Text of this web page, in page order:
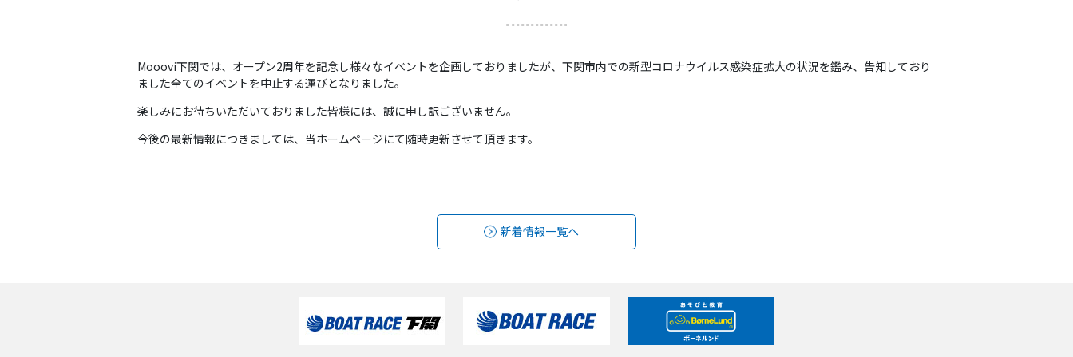
Mooovi下関では、オープン2周年を記念し様々なイベントを企画しておりましたが、下関市内での新型コロナウイルス感染症拡大の状況を鑑み、告知しており
ました全てのイベントを中止する運びとなりました。
楽しみにお待ちいただいておりました皆様には、誠に申し訳ございません。
今後の最新情報につきましては、当ホームページにて随時更新させて頂きます。
新着情報一覧へ